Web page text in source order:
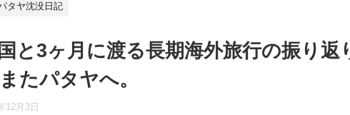
タヤ沈没日記
と3ヶ月に渡る長期海外旅行の振り返
たパタヤへ。
12月3日